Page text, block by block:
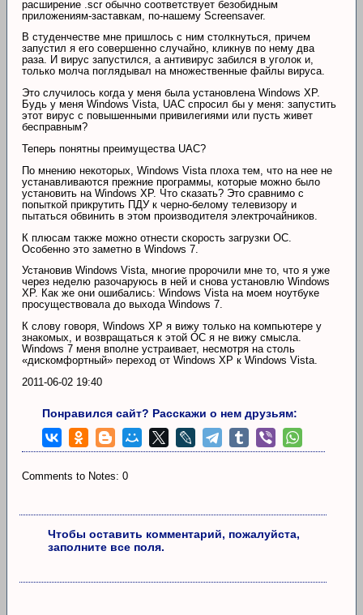
расширение .scr обычно соответствует безобидным
приложениям-заставкам, по-нашему Screensaver.
В студенчестве мне пришлось с ним столкнуться, причем
запустил я его совершенно случайно, кликнув по нему два
раза. И вирус запустился, а антивирус забился в уголок и,
только молча поглядывал на множественные файлы вируса.
Это случилось когда у меня была установлена Windows XP.
Будь у меня Windows Vista, UAC спросил бы у меня: запустить
этот вирус с повышенными привилегиями или пусть живет
бесправным?
Теперь понятны преимущества UAC?
По мнению некоторых, Windows Vista плоха тем, что на нее не
устанавливаются прежние программы, которые можно было
установить на Windows XP. Что сказать? Это сравнимо с
попыткой прикрутить ПДУ к черно-белому телевизору и
пытаться обвинить в этом производителя электрочайников.
К плюсам также можно отнести скорость загрузки ОС.
Особенно это заметно в Windows 7.
Установив Windows Vista, многие пророчили мне то, что я уже
через неделю разочаруюсь в ней и снова установлю Windows
XP. Как же они ошибались: Windows Vista на моем ноутбуке
просуществовала до выхода Windows 7.
К слову говоря, Windows XP я вижу только на компьютере у
знакомых, и возвращаться к этой ОС я не вижу смысла.
Windows 7 меня вполне устраивает, несмотря на столь
«дискомфортный» переход от Windows XP к Windows Vista.
2011-06-02 19:40
Понравился сайт? Расскажи о нем друзьям:
Comments to Notes: 0
Чтобы оставить комментарий, пожалуйста,
заполните все поля.